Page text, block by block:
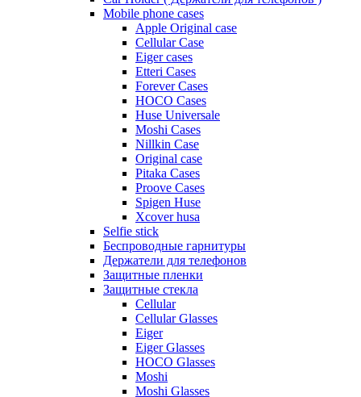
Mobile phone cases
Apple Original case
Cellular Case
Eiger cases
Etteri Cases
Forever Cases
HOCO Cases
Huse Universale
Moshi Cases
Nillkin Case
Original case
Pitaka Cases
Proove Cases
Spigen Huse
Xcover husa
Selfie stick
Беспроводные гарнитуры
Держатели для телефонов
Защитные пленки
Защитные стекла
Cellular
Cellular Glasses
Eiger
Eiger Glasses
HOCO Glasses
Moshi
Moshi Glasses